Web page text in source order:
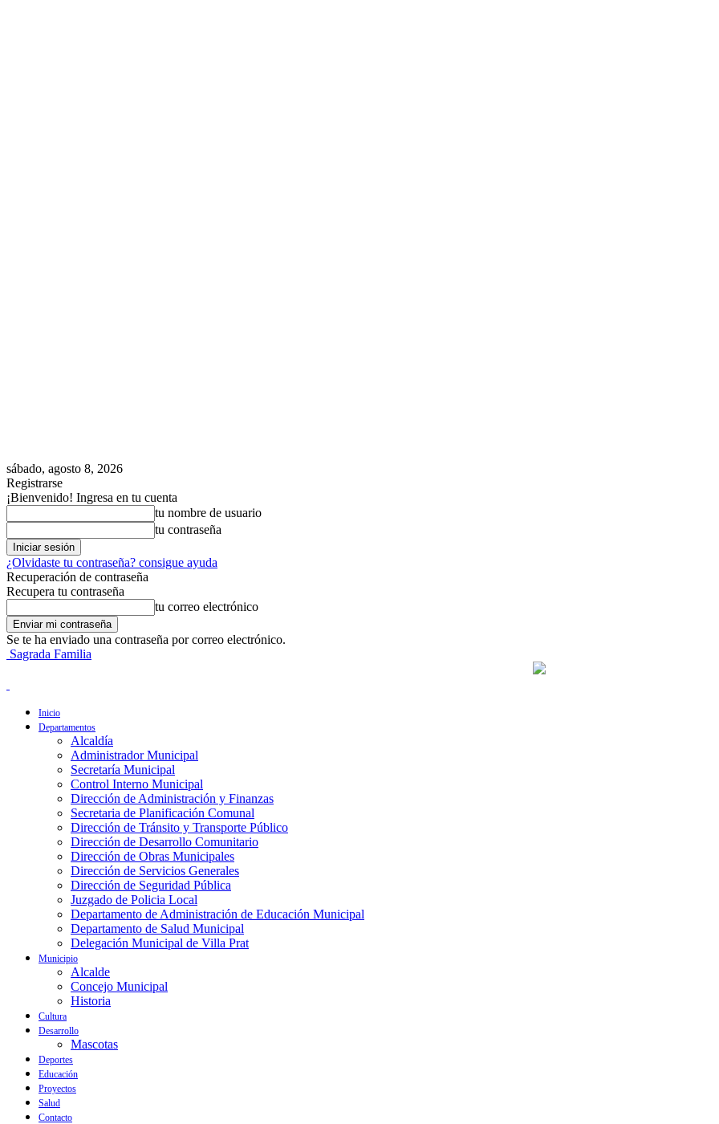
sábado, agosto 8, 2026
Registrarse
¡Bienvenido! Ingresa en tu cuenta
tu nombre de usuario
tu contraseña
¿Olvidaste tu contraseña? consigue ayuda
Recuperación de contraseña
Recupera tu contraseña
tu correo electrónico
Se te ha enviado una contraseña por correo electrónico.
Sagrada Familia
Inicio
Departamentos
Alcaldía
Administrador Municipal
Secretaría Municipal
Control Interno Municipal
Dirección de Administración y Finanzas
Secretaria de Planificación Comunal
Dirección de Tránsito y Transporte Público
Dirección de Desarrollo Comunitario
Dirección de Obras Municipales
Dirección de Servicios Generales
Dirección de Seguridad Pública
Juzgado de Policia Local
Departamento de Administración de Educación Municipal
Departamento de Salud Municipal
Delegación Municipal de Villa Prat
Municipio
Alcalde
Concejo Municipal
Historia
Cultura
Desarrollo
Mascotas
Deportes
Educación
Proyectos
Salud
Contacto